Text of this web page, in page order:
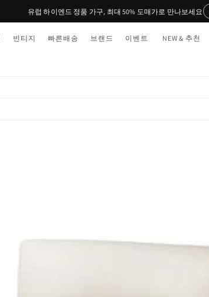
유럽 하이엔드 정품 가구, 최대 50% 도매가로 만나보세요
빈티지 빠른배송 브랜드 이벤트 NEW & 추천